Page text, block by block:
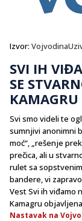
Izvor:
SVI IH
SE
KAMAGRU
Svi smo videli te
sumnjivi anonimni
moć“, „rešenje
prečica, ali u
rulet sa
bandere, vi
Vest Svi ih viđamo
Kamagru
Nastavak na